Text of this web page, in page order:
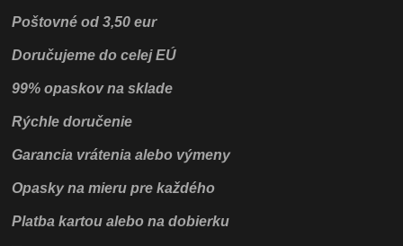
Poštovné od 3,50 eur
Doručujeme do celej EÚ
99% opaskov na sklade
Rýchle doručenie
Garancia vrátenia alebo výmeny
Opasky na mieru pre každého
Platba kartou alebo na dobierku